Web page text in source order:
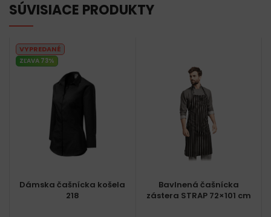
SÚVISIACE PRODUKTY
VYPREDANÉ
ZĽAVA 73%
Dámska čašnícka košela
218
Bavlnená čašnícka
zástera STRAP 72×101 cm